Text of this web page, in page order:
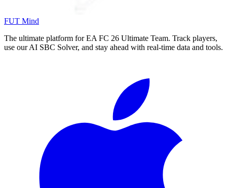
FUT Mind
The ultimate platform for EA FC 26 Ultimate Team. Track players,
use our AI SBC Solver, and stay ahead with real-time data and tools.